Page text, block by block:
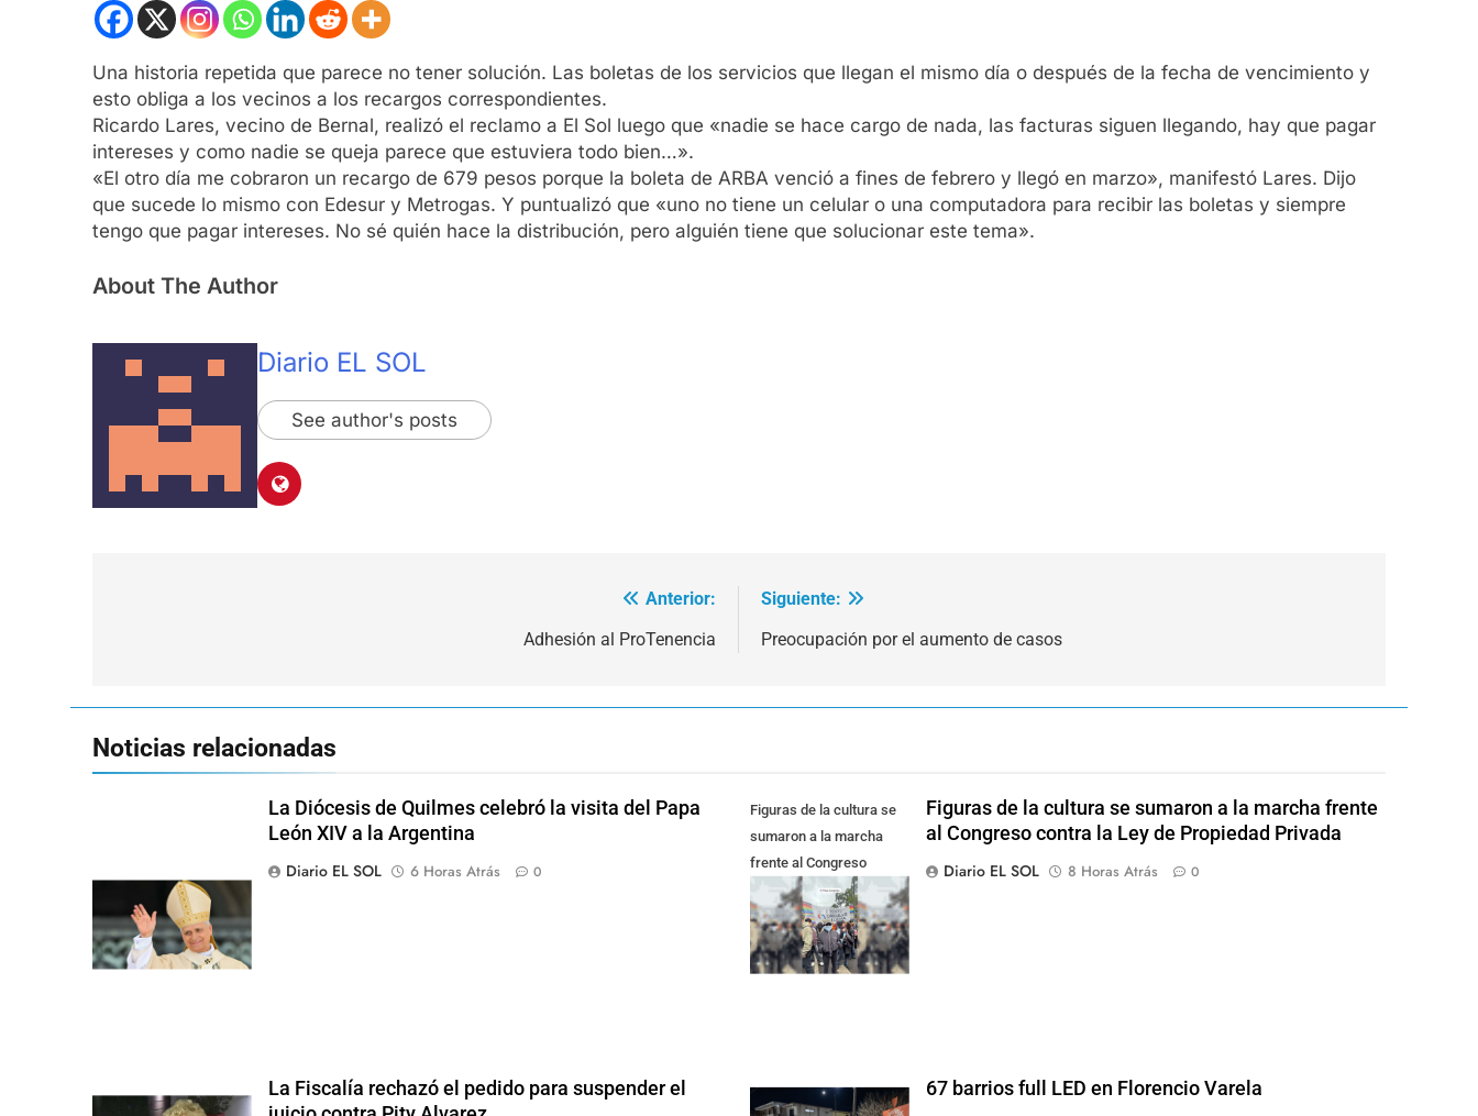
Una historia repetida que parece no tener solución. Las boletas de los servicios que llegan el mismo día o después de la fecha de vencimiento y
esto obliga a los vecinos a los recargos correspondientes.
Ricardo Lares, vecino de Bernal, realizó el reclamo a El Sol luego que «nadie se hace cargo de nada, las facturas siguen llegando, hay que pagar
intereses y como nadie se queja parece que estuviera todo bien…».
«El otro día me cobraron un recargo de 679 pesos porque la boleta de ARBA venció a fines de febrero y llegó en marzo», manifestó Lares. Dijo
que sucede lo mismo con Edesur y Metrogas. Y puntualizó que «uno no tiene un celular o una computadora para recibir las boletas y siempre
tengo que pagar intereses. No sé quién hace la distribución, pero alguién tiene que solucionar este tema».
About The Author
Diario EL SOL
See author's posts
Anterior:
Adhesión al ProTenencia
Siguiente:
Preocupación por el aumento de casos
Noticias relacionadas
La Diócesis de Quilmes celebró la visita del Papa
León XIV a la Argentina
Diario EL SOL
6 Horas Atrás 0
Figuras de la cultura se
sumaron a la marcha
frente al Congreso
contra la Ley de
Propiedad Privada
Figuras de la cultura se sumaron a la marcha frente
al Congreso contra la Ley de Propiedad Privada
Diario EL SOL
8 Horas Atrás 0
La Fiscalía rechazó el pedido para suspender el
67 barrios full LED en Florencio Varela